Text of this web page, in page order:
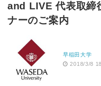
and LIVE 代表取
ナーのご案内
早稲田大学
2018/3/8